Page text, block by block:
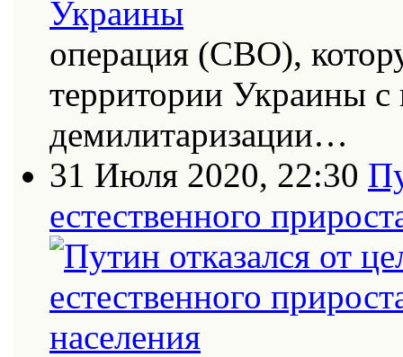
операция (СВО),
территории Украины
демилитаризации…
31 Июля 2020, 22:30
естественного